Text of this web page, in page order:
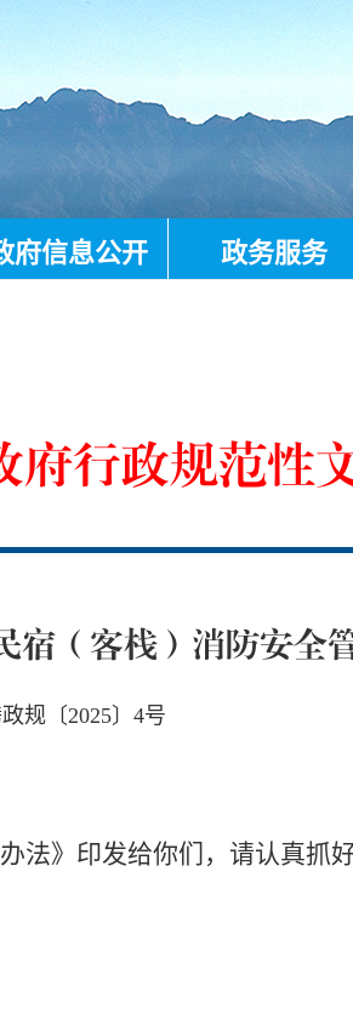
府信息公开 政务服务
府行政规范性
宿（客栈）消防安全
规〔2025〕4号
》印发给你们，请认真抓好